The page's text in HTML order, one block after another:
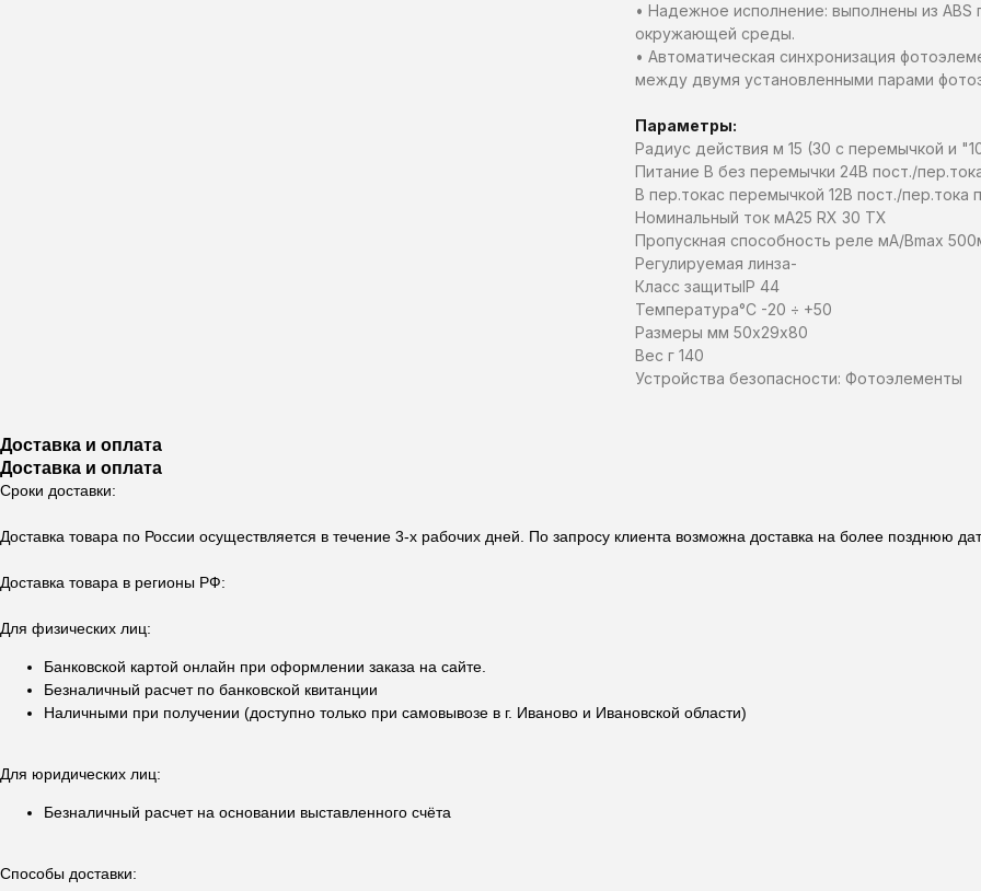
• Надежное исполнение: выполнены из ABS
окружающей среды.
• Автоматическая синхронизация
между двумя установленными парами
Параметры:
Радиус действия м 15 (30 с перемычкой и
Питание В без перемычки 24В пост./
В пер.токас перемычкой 12В пост./пер.тока
Номинальный ток мА​25 RX 30 TX
Пропускная способность реле мА/В​max
Регулируемая линза​-​
Класс защиты​IP 44
Температура​°C -20 ÷ +50
Размеры мм 50х29х80
Вес г 140
Устройства безопасности: Фотоэлементы
Доставка и оплата
Доставка и оплата
Сроки доставки:
Доставка товара по России осуществляется в течение 3-х рабочих дней. По запросу клиента возможна доставка на более позднюю
Доставка товара в регионы РФ:
Для физических лиц:
Банковской картой онлайн при оформлении заказа на сайте.
Безналичный расчет по банковской квитанции
Наличными при получении (доступно только при самовывозе в г. Иваново и Ивановской области)
Для юридических лиц:
Безналичный расчет на основании выставленного счёта
Способы доставки: